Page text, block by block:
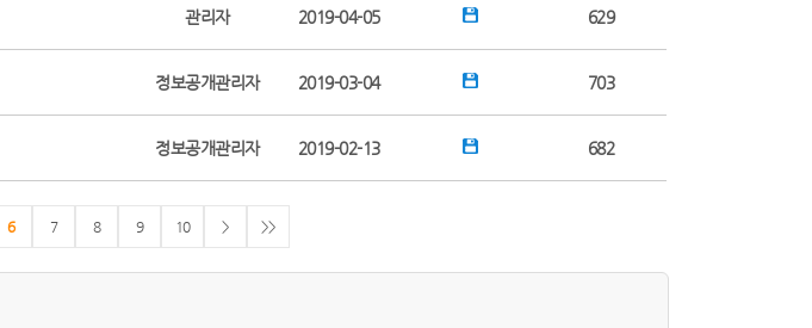
관리자 2019-04-05 629
정보공개관리자 2019-03-04 703
정보공개관리자 2019-02-13 682
6 7 8 9 10 > >>